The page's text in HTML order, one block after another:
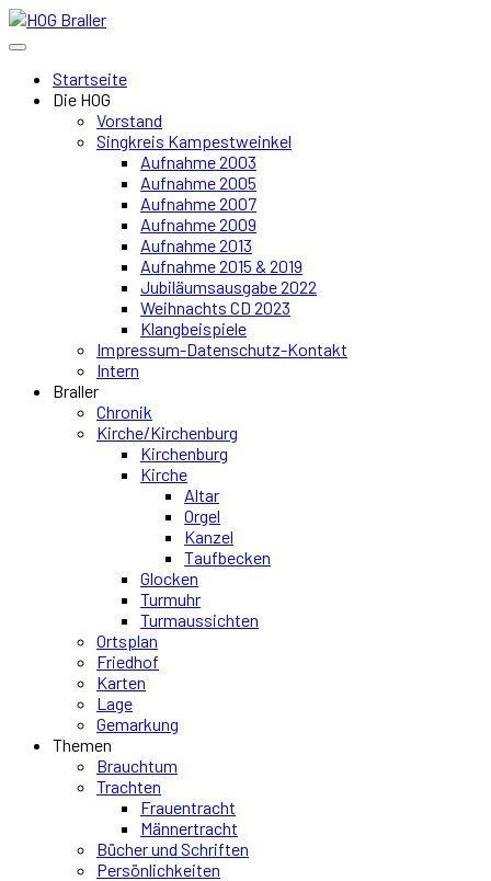
Startseite
Die HOG
Vorstand
Singkreis Kampestweinkel
Aufnahme 2003
Aufnahme 2005
Aufnahme 2007
Aufnahme 2009
Aufnahme 2013
Aufnahme 2015 & 2019
Jubiläumsausgabe 2022
Weihnachts CD 2023
Klangbeispiele
Impressum-Datenschutz-Kontakt
Intern
Braller
Chronik
Kirche/Kirchenburg
Kirchenburg
Kirche
Altar
Orgel
Kanzel
Taufbecken
Glocken
Turmuhr
Turmaussichten
Ortsplan
Friedhof
Karten
Lage
Gemarkung
Themen
Brauchtum
Trachten
Frauentracht
Männertracht
Bücher und Schriften
Persönlichkeiten